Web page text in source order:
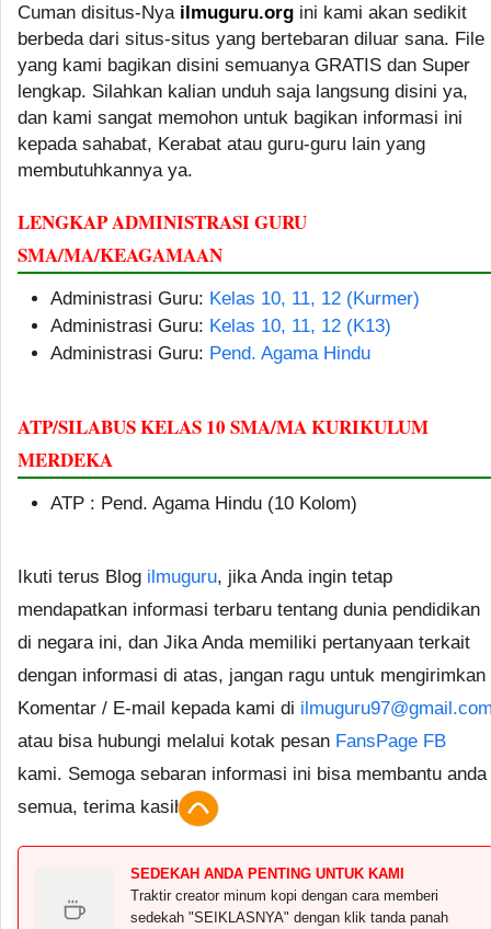
Cuman disitus-Nya ilmuguru.org ini kami akan sedikit
berbeda dari situs-situs yang bertebaran diluar sana. File
yang kami bagikan disini semuanya GRATIS dan Super
lengkap. Silahkan kalian unduh saja langsung disini ya,
dan kami sangat memohon untuk bagikan informasi ini
kepada sahabat, Kerabat atau guru-guru lain yang
membutuhkannya ya.
LENGKAP ADMINISTRASI GURU
SMA/MA/KEAGAMAAN
Administrasi Guru: Kelas 10, 11, 12 (Kurmer)
Administrasi Guru: Kelas 10, 11, 12 (K13)
Administrasi Guru: Pend. Agama Hindu
ATP/SILABUS KELAS 10 SMA/MA KURIKULUM
MERDEKA
ATP : Pend. Agama Hindu (10 Kolom)
Ikuti terus Blog ilmuguru, jika Anda ingin tetap
mendapatkan informasi terbaru tentang dunia pendidikan
di negara ini, dan Jika Anda memiliki pertanyaan terkait
dengan informasi di atas, jangan ragu untuk mengirimkan
Komentar / E-mail kepada kami di
atau bisa hubungi melalui kotak pesan FansPage FB
kami. Semoga sebaran informasi ini bisa membantu anda
semua, terima kasih.
SEDEKAH ANDA PENTING UNTUK KAMI
Traktir creator minum kopi dengan cara memberi
sedekah "SEIKLASNYA" dengan klik tanda panah